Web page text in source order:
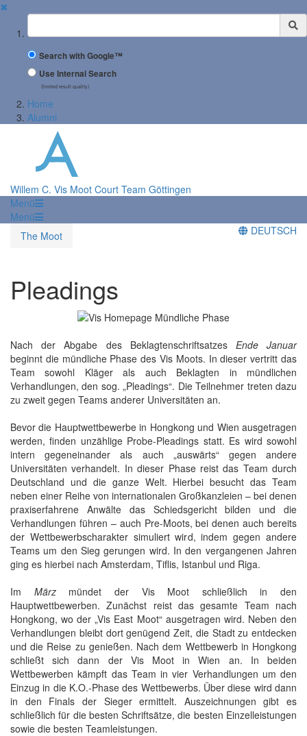
✖
Suchbegriff
Search with Google™
Use Internal Search
(limited result quality)
Home
Alumni
Willem C. Vis Moot Court Team Göttingen
Menü
Menü
The Moot
DEUTSCH
Pleadings
Nach der Abgabe des Beklagtenschriftsatzes Ende Januar
beginnt die mündliche Phase des Vis Moots. In dieser vertritt das
Team sowohl Kläger als auch Beklagten in mündlichen
Verhandlungen, den sog. „Pleadings“. Die Teilnehmer treten dazu
zu zweit gegen Teams anderer Universitäten an.
Bevor die Hauptwettbewerbe in Hongkong und Wien ausgetragen
werden, finden unzählige Probe-Pleadings statt. Es wird sowohl
intern gegeneinander als auch „auswärts“ gegen andere
Universitäten verhandelt. In dieser Phase reist das Team durch
Deutschland und die ganze Welt. Hierbei besucht das Team
neben einer Reihe von internationalen Großkanzleien – bei denen
praxiserfahrene Anwälte das Schiedsgericht bilden und die
Verhandlungen führen – auch Pre-Moots, bei denen auch bereits
der Wettbewerbscharakter simuliert wird, indem gegen andere
Teams um den Sieg gerungen wird. In den vergangenen Jahren
ging es hierbei nach Amsterdam, Tiflis, Istanbul und Riga.
Im Märzmündet der Vis Moot schließlich in den
Hauptwettbewerben. Zunächst reist das gesamte Team nach
Hongkong, wo der „Vis East Moot“ ausgetragen wird. Neben den
Verhandlungen bleibt dort genügend Zeit, die Stadt zu entdecken
und die Reise zu genießen. Nach dem Wettbewerb in Hongkong
schließt sich dann der Vis Moot in Wien an. In beiden
Wettbewerben kämpft das Team in vier Verhandlungen um den
Einzug in die K.O.-Phase des Wettbewerbs. Über diese wird dann
in den Finals der Sieger ermittelt. Auszeichnungen gibt es
schließlich für die besten Schriftsätze, die besten Einzelleistungen
sowie die besten Teamleistungen.